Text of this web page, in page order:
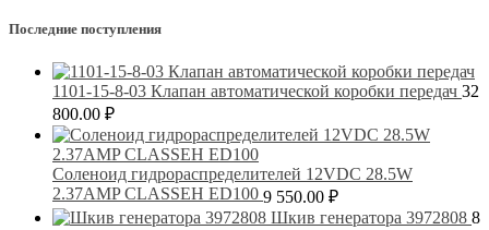
Последние поступления
1101-15-8-03 Клапан автоматической коробки передач 32
800.00 ₽
Соленоид гидрораспределителей 12VDC 28.5W
2.37AMP CLASSEH ED100 9 550.00 ₽
Шкив генератора 3972808 8